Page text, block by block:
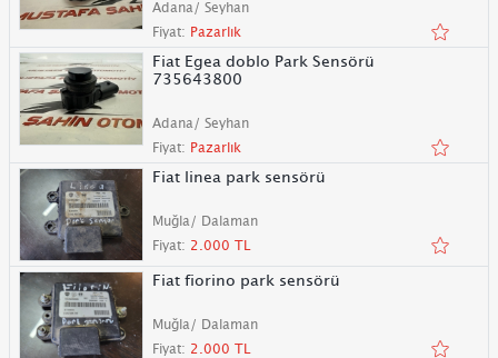
Adana/ Seyhan
Fiyat: Pazarlık
Fiat Egea doblo Park Sensörü
735643800
Adana/ Seyhan
Fiyat: Pazarlık
Fiat linea park sensörü
Muğla/ Dalaman
Fiyat: 2.000 TL
Fiat fiorino park sensörü
Muğla/ Dalaman
Fiyat: 2.000 TL